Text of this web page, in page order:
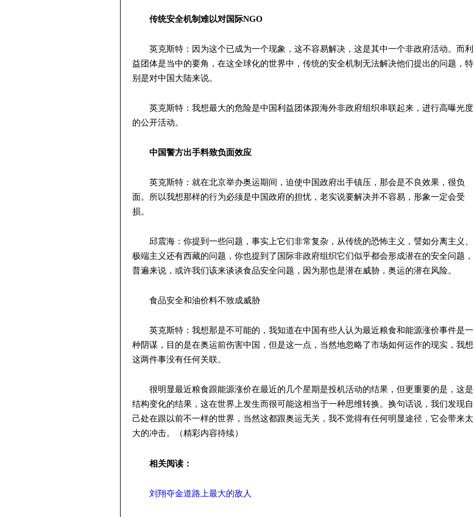
传统安全机制难以对国际NGO
英克斯特：因为这个已成为一个现象，这不容易解决，这是其中一个非政府活动。而利
益团体是当中的要角，在这全球化的世界中，传统的安全机制无法解决他们提出的问题，特
别是对中国大陆来说。
英克斯特：我想最大的危险是中国利益团体跟海外非政府组织串联起来，进行高曝光度
的公开活动。
中国警方出手料致负面效应
英克斯特：就在北京举办奥运期间，迫使中国政府出手镇压，那会是不良效果，很负
面。所以我想那样的行为必须是中国政府的担忧，老实说要解决并不容易，形象一定会受
损。
邱震海：你提到一些问题，事实上它们非常复杂，从传统的恐怖主义，譬如分离主义、
极端主义还有西藏的问题，你也提到了国际非政府组织它们似乎都会形成潜在的安全问题，
普遍来说，或许我们该来谈谈食品安全问题，因为那也是潜在威胁，奥运的潜在风险。
食品安全和油价料不致成威胁
英克斯特：我想那是不可能的，我知道在中国有些人认为最近粮食和能源涨价事件是一
种阴谋，目的是在奥运前伤害中国，但是这一点，当然地忽略了市场如何运作的现实，我想
这两件事没有任何关联。
很明显最近粮食跟能源涨价在最近的几个星期是投机活动的结果，但更重要的是，这是
结构变化的结果，这在世界上发生而很可能这相当于一种思维转换。换句话说，我们发现自
己处在跟以前不一样的世界，当然这都跟奥运无关，我不觉得有任何明显途径，它会带来太
大的冲击。
（精彩内容待续）
相关阅读：
刘翔夺金道路上最大的敌人